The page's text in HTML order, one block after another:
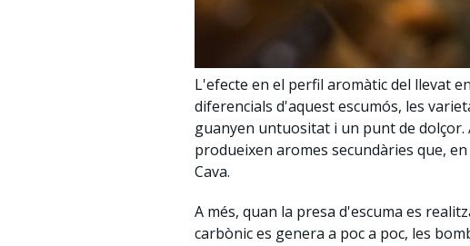
L'efecte en el perfil aromàtic del llevat
diferencials d'aquest escumós, les
guanyen untuositat i un punt de
produeixen aromes secundàries que,
Cava.
A més, quan la presa d'escuma es
carbònic es genera a poc a poc, les